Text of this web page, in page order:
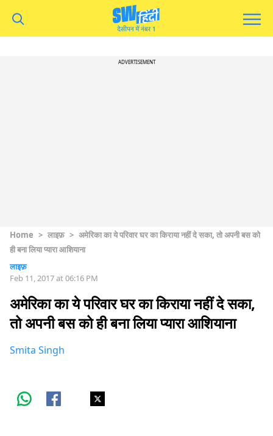
ADVERTISEMENT
Home > लाइफ़ > अमेरिका का ये परिवार घर का किराया नहीं दे सका, तो अपनी बस को
ही बना लिया प्यारा आशियाना
लाइफ़
Feb 11, 2017 at 06:16 PM
अमेरिका का ये परिवार घर का किराया नहीं दे सका,
तो अपनी बस को ही बना लिया प्यारा आशियाना
Smita Singh